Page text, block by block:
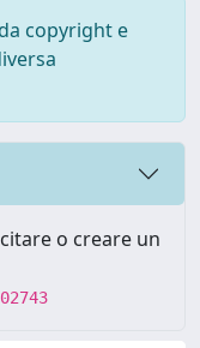
copyright e
o creare un